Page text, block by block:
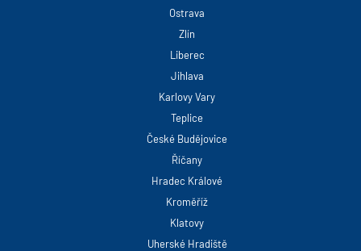
Ostrava
Zlín
Liberec
Jihlava
Karlovy Vary
Teplice
České Budějovice
Říčany
Hradec Králové
Kroměříž
Klatovy
Uherské Hradiště